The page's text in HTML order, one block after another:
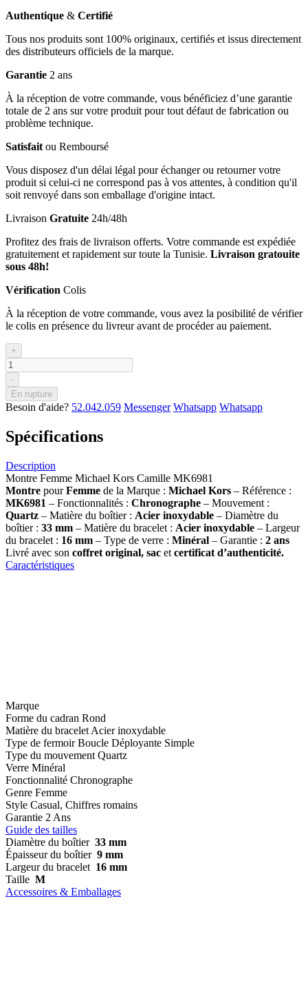
Authentique & Certifié
Tous nos produits sont 100% originaux, certifiés et issus directement
des distributeurs officiels de la marque.
Garantie 2 ans
À la réception de votre commande, vous bénéficiez d’une garantie
totale de 2 ans sur votre produit pour tout défaut de fabrication ou
problème technique.
Satisfait ou Remboursé
Vous disposez d'un délai légal pour échanger ou retourner votre
produit si celui-ci ne correspond pas à vos attentes, à condition qu'il
soit renvoyé dans son emballage d'origine intact.
Livraison Gratuite 24h/48h
Profitez des frais de livraison offerts. Votre commande est expédiée
gratuitement et rapidement sur toute la Tunisie. Livraison gratouite
sous 48h!
Vérification Colis
À la réception de votre commande, vous avez la posibilité de vérifier
le colis en présence du livreur avant de procéder au paiement.
+
-
En rupture
Besoin d'aide? 52.042.059 Messenger Whatsapp Whatsapp
Spécifications
Description
Montre Femme Michael Kors Camille MK6981
Montre pourFemme de la Marque : Michael Kors – Référence :
MK6981 – Fonctionnalités : Chronographe – Mouvement :
Quartz – Matière du boîtier : Acier inoxydable – Diamètre du
boîtier : 33 mm – Matière du bracelet : Acier inoxydable – Largeur
du bracelet : 16 mm – Type de verre : Minéral – Garantie : 2 ans
Livré avec son coffret original, sac et certificat d’authenticité.
Caractéristiques
Marque
Forme du cadran Rond
Matière du bracelet Acier inoxydable
Type de fermoir Boucle Déployante Simple
Type du mouvement Quartz
Verre Minéral
Fonctionnalité Chronographe
Genre Femme
Style Casual, Chiffres romains
Garantie 2 Ans
Guide des tailles
Diamètre du boîtier 33 mm
Épaisseur du boîtier 9 mm
Largeur du bracelet 16 mm
Taille M
Accessoires & Emballages